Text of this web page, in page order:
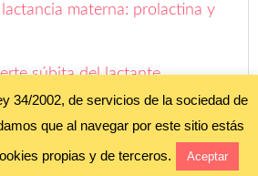
materna: prolactina y
súbita del lactante
de Esto es para una que lo
34/2002, de servicios de la sociedad de
que al navegar por este sitio estás
propias y de terceros.
Aceptar